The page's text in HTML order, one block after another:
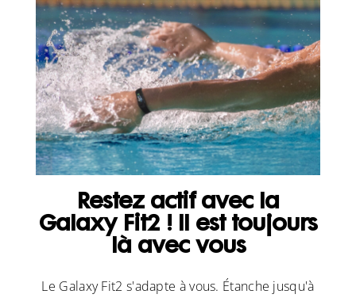
Restez actif avec la
Galaxy Fit2 ! Il est toujours
là avec vous
Le Galaxy Fit2 s'adapte à vous. Étanche jusqu'à